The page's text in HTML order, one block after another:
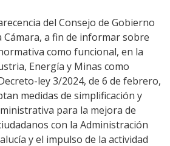
del Consejo de Gobierno
Cámara, a fin de informar sobre
como funcional, en la
Energía y Minas como
ley 3/2024, de 6 de febrero,
medidas de simplificación y
para la mejora de
con la Administración
y el impulso de la actividad